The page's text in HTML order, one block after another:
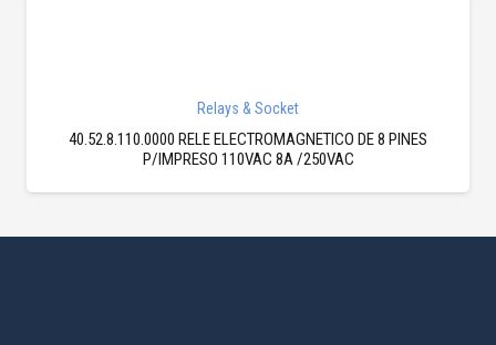
Relays & Socket
40.52.8.110.0000 RELE ELECTROMAGNETICO DE 8 PINES
P/IMPRESO 110VAC 8A /250VAC